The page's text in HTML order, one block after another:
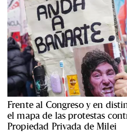
Frente al Congreso y en
el mapa de las protestas
Propiedad Privada de Milei